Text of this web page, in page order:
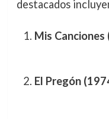
destacados
Mis Canciones
El Pregón